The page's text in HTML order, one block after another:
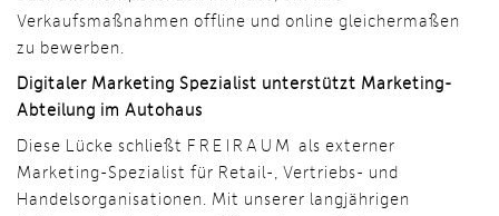
Verkaufsmaßnahmen offline und online gleichermaßen
zu bewerben.
Digitaler Marketing Spezialist unterstützt Marketing-
Abteilung im Autohaus
Diese Lücke schließt FREIRAUM als externer
Marketing-Spezialist für Retail-, Vertriebs- und
Handelsorganisationen. Mit unserer langjährigen